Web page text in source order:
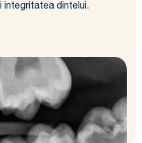
integritatea dintelui.